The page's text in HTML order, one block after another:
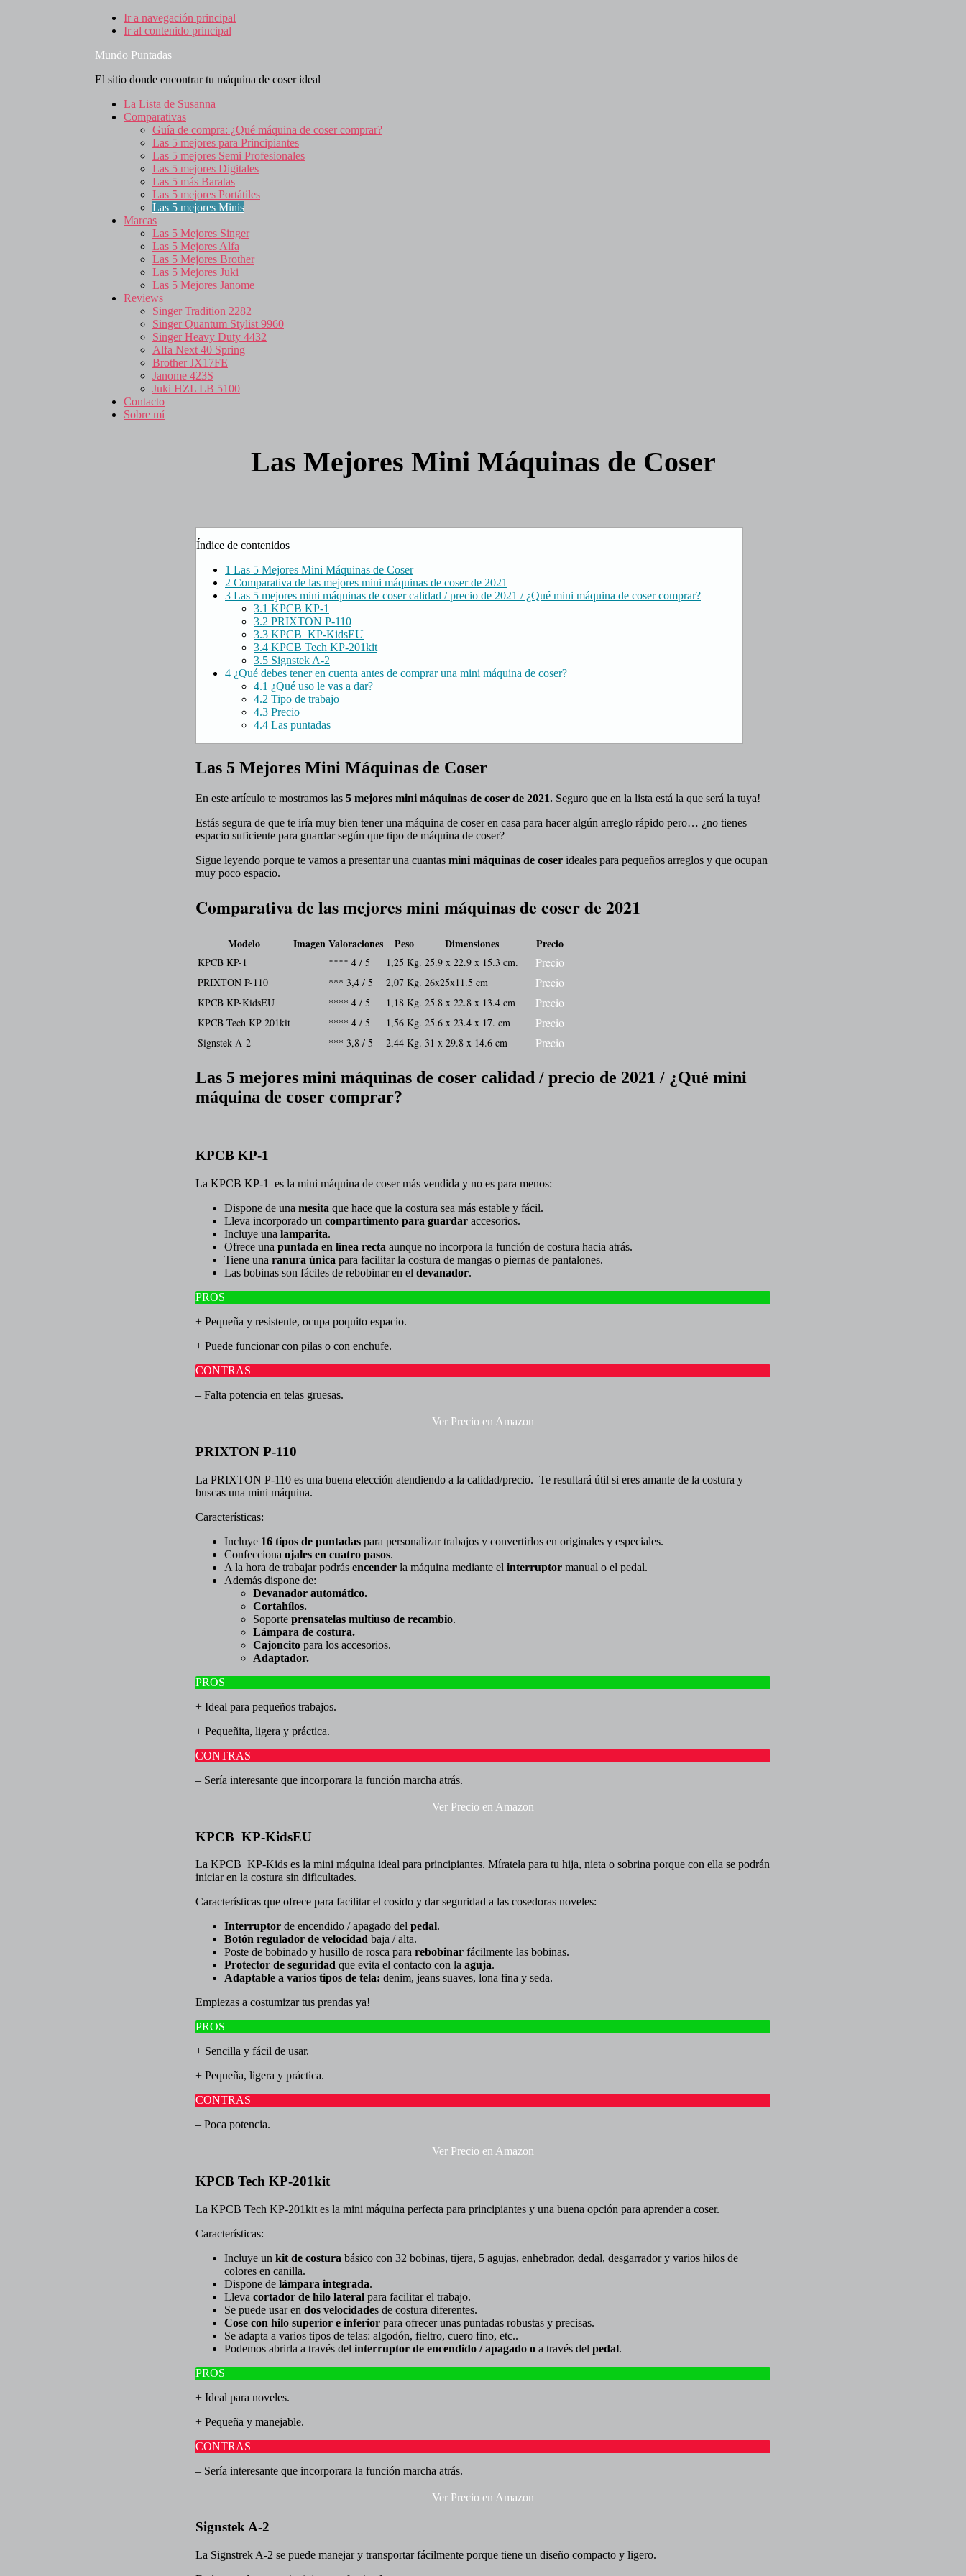
Ir a navegación principal
Ir al contenido principal
Mundo Puntadas
El sitio donde encontrar tu máquina de coser ideal
La Lista de Susanna
Comparativas
Guía de compra: ¿Qué máquina de coser comprar?
Las 5 mejores para Principiantes
Las 5 mejores Semi Profesionales
Las 5 mejores Digitales
Las 5 más Baratas
Las 5 mejores Portátiles
Las 5 mejores Minis
Marcas
Las 5 Mejores Singer
Las 5 Mejores Alfa
Las 5 Mejores Brother
Las 5 Mejores Juki
Las 5 Mejores Janome
Reviews
Singer Tradition 2282
Singer Quantum Stylist 9960
Singer Heavy Duty 4432
Alfa Next 40 Spring
Brother JX17FE
Janome 423S
Juki HZL LB 5100
Contacto
Sobre mí
Las Mejores Mini Máquinas de Coser
Índice de contenidos
1 Las 5 Mejores Mini Máquinas de Coser
2 Comparativa de las mejores mini máquinas de coser de 2021
3 Las 5 mejores mini máquinas de coser calidad / precio de 2021 / ¿Qué mini máquina de coser comprar?
3.1 KPCB KP-1
3.2 PRIXTON P-110
3.3 KPCB KP-KidsEU
3.4 KPCB Tech KP-201kit
3.5 Signstek A-2
4 ¿Qué debes tener en cuenta antes de comprar una mini máquina de coser?
4.1 ¿Qué uso le vas a dar?
4.2 Tipo de trabajo
4.3 Precio
4.4 Las puntadas
Las 5 Mejores Mini Máquinas de Coser
En este artículo te mostramos las 5 mejores mini máquinas de coser de 2021. Seguro que en la lista está la que será la tuya!
Estás segura de que te iría muy bien tener una máquina de coser en casa para hacer algún arreglo rápido pero… ¿no tienes
espacio suficiente para guardar según que tipo de máquina de coser?
Sigue leyendo porque te vamos a presentar una cuantas mini máquinas de coser ideales para pequeños arreglos y que ocupan
muy poco espacio.
Comparativa de las mejores mini máquinas de coserde 2021
Modelo ImagenValoraciones Peso Dimensiones Precio
KPCB KP-1 **** 4 / 5 1,25 Kg. 25.9 x 22.9 x 15.3 cm. Precio
PRIXTON P-110 *** 3,4 / 5 2,07 Kg. 26x25x11.5 cm Precio
KPCB KP-KidsEU **** 4 / 5 1,18 Kg. 25.8 x 22.8 x 13.4 cm Precio
KPCB Tech KP-201kit **** 4 / 5 1,56 Kg. 25.6 x 23.4 x 17. cm Precio
Signstek A-2 *** 3,8 / 5 2,44 Kg. 31 x 29.8 x 14.6 cm Precio
Las 5 mejores mini máquinas de coser calidad / precio de 2021 / ¿Qué mini
máquina de coser comprar?
KPCB KP-1
La KPCB KP-1 es la mini máquina de coser más vendida y no es para menos:
Dispone de una mesita que hace que la costura sea más estable y fácil.
Lleva incorporado un compartimento para guardar accesorios.
Incluye una lamparita.
Ofrece una puntada en línea recta aunque no incorpora la función de costura hacia atrás.
Tiene una ranura única para facilitar la costura de mangas o piernas de pantalones.
Las bobinas son fáciles de rebobinar en el devanador.
PROS
+ Pequeña y resistente, ocupa poquito espacio.
+ Puede funcionar con pilas o con enchufe.
CONTRAS
– Falta potencia en telas gruesas.
Ver Precio en Amazon
PRIXTON P-110
La PRIXTON P-110 es una buena elección atendiendo a la calidad/precio. Te resultará útil si eres amante de la costura y
buscas una mini máquina.
Características:
Incluye 16 tipos de puntadas para personalizar trabajos y convertirlos en originales y especiales.
Confecciona ojales en cuatro pasos.
A la hora de trabajar podrás encender la máquina mediante el interruptor manual o el pedal.
Además dispone de:
Devanador automático.
Cortahílos.
Soporte prensatelas multiuso de recambio.
Lámpara de costura.
Cajoncito para los accesorios.
Adaptador.
PROS
+ Ideal para pequeños trabajos.
+ Pequeñita, ligera y práctica.
CONTRAS
– Sería interesante que incorporara la función marcha atrás.
Ver Precio en Amazon
KPCB KP-KidsEU
La KPCB KP-Kids es la mini máquina ideal para principiantes. Míratela para tu hija, nieta o sobrina porque con ella se podrán
iniciar en la costura sin dificultades.
Características que ofrece para facilitar el cosido y dar seguridad a las cosedoras noveles:
Interruptor de encendido / apagado del pedal.
Botón regulador de velocidad baja / alta.
Poste de bobinado y husillo de rosca para rebobinar fácilmente las bobinas.
Protector de seguridad que evita el contacto con la aguja.
Adaptable a varios tipos de tela: denim, jeans suaves, lona fina y seda.
Empiezas a costumizar tus prendas ya!
PROS
+ Sencilla y fácil de usar.
+ Pequeña, ligera y práctica.
CONTRAS
– Poca potencia.
Ver Precio en Amazon
KPCB Tech KP-201kit
La KPCB Tech KP-201kit es la mini máquina perfecta para principiantes y una buena opción para aprender a coser.
Características:
Incluye un kit de costura básico con 32 bobinas, tijera, 5 agujas, enhebrador, dedal, desgarrador y varios hilos de
colores en canilla.
Dispone de lámpara integrada.
Lleva cortador de hilo lateral para facilitar el trabajo.
Se puede usar en dos velocidades de costura diferentes.
Cose con hilo superior e inferior para ofrecer unas puntadas robustas y precisas.
Se adapta a varios tipos de telas: algodón, fieltro, cuero fino, etc..
Podemos abrirla a través del interruptor de encendido / apagado o a través del pedal.
PROS
+ Ideal para noveles.
+ Pequeña y manejable.
CONTRAS
– Sería interesante que incorporara la función marcha atrás.
Ver Precio en Amazon
Signstek A-2
La Signstrek A-2 se puede manejar y transportar fácilmente porque tiene un diseño compacto y ligero.